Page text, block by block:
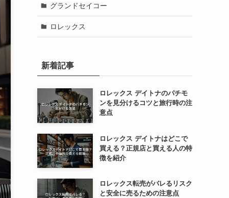
グランドセイコー
ロレックス
新着記事
ロレックス デイトナのパチモ
ンを見分けるコツと旅行時の注
意点
ロレックス デイトナはどこで
買える？正規店と買える人の特
徴を紹介
ロレックス転売がバレるリスク
と安全に売るための注意点